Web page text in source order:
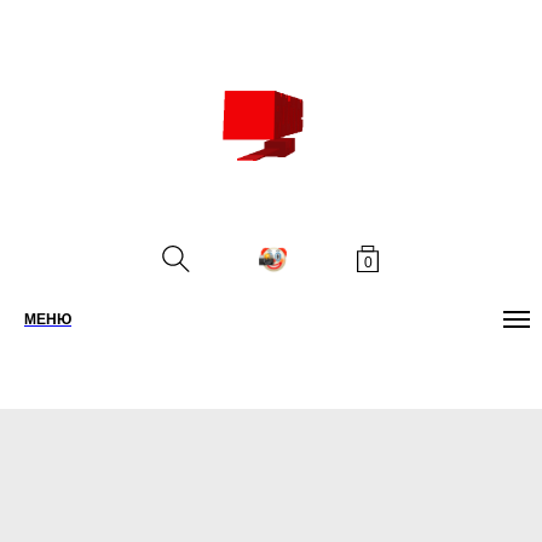
0
МЕНЮ